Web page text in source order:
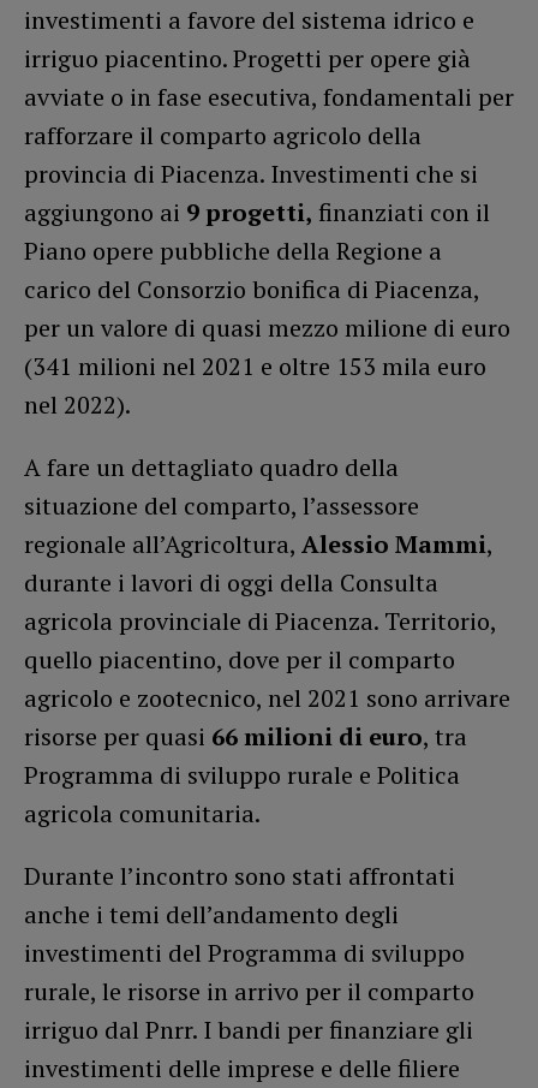
investimenti a favore del sistema idrico e
irriguo piacentino. Progetti per opere già
avviate o in fase esecutiva, fondamentali per
rafforzare il comparto agricolo della
provincia di Piacenza. Investimenti che si
aggiungono ai 9 progetti, finanziati con il
Piano opere pubbliche della Regione a
carico del Consorzio bonifica di Piacenza,
per un valore di quasi mezzo milione di euro
(341 milioni nel 2021 e oltre 153 mila euro
nel 2022).
A fare un dettagliato quadro della
situazione del comparto, l’assessore
regionale all’Agricoltura, Alessio Mammi,
durante i lavori di oggi della Consulta
agricola provinciale di Piacenza. Territorio,
quello piacentino, dove per il comparto
agricolo e zootecnico, nel 2021 sono arrivare
risorse per quasi 66 milioni di euro, tra
Programma di sviluppo rurale e Politica
agricola comunitaria.
Durante l’incontro sono stati affrontati
anche i temi dell’andamento degli
investimenti del Programma di sviluppo
rurale, le risorse in arrivo per il comparto
irriguo dal Pnrr. I bandi per finanziare gli
investimenti delle imprese e delle filiere